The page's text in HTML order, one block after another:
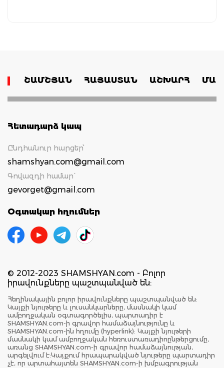
ՇԱՄՇՅԱՆ ՀԱՅԱՍՏԱՆ ԱՇԽԱՐՀ
Հետադարձ կապ
Ընդհանուր հարցեր՝
shamshyan.com@gmail.com
Գովազդի համար`
gevorget@gmail.com
Օգտակար հղումներ
© 2012-2023 SHAMSHYAN.com - Բոլոր
իրավունքները պաշտպանված են:
Հեղինակային բոլոր իրավունքները պաշտպանված են:
Կայքի նյութերը և լուսանկարները, մասնակի կամ
ամբողջական օգտագործելիս, պարտադիր է
SHAMSHYAN.com-ի գրավոր համաձայնությունը և
SHAMSHYAN.com-ին հղումը (hyperlink): Կայքի նյութերի
մասնակի կամ ամբողջական հեռուստառադիոընթերցումը,
առանց SHAMSHYAN.com-ի գրավոր համաձայնության,
արգելվում է:Կայքում հրապարակված նյութերը պարտադիր
չէ, որ արտահայտեն SHAMSHYAN.com-ի խմբագրության